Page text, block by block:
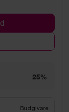
25%
Budgivare